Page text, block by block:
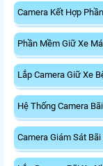
Camera Kết Hợp
Phần Mềm Giữ Xe
Lắp Camera Giữ Xe
Hệ Thống Camera
Camera Giám Sát